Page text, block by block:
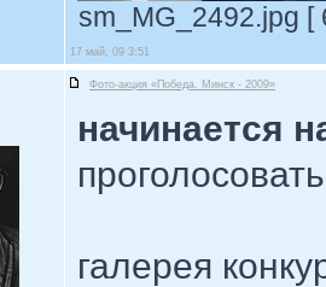
sm_MG_2492.jpg
17 май, 09 3:51
Фото-акция «Победа. Минск - 2009»
начинается
галерея